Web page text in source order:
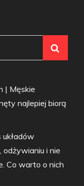
| Męskie
najlepiej biorą
odżywianiu i nie
Co warto o nich